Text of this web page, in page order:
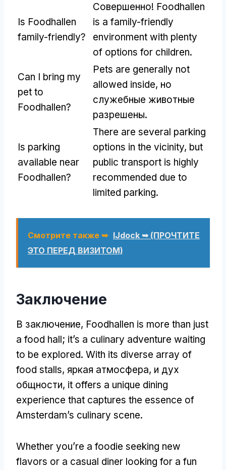
Is Foodhallen
family-friendly?
Совершенно! Foodhallen
is a family-friendly
environment with plenty
of options for children.
Can I bring my
pet to
Foodhallen?
Pets are generally not
allowed inside, но
служебные животные
разрешены.
Is parking
available near
Foodhallen?
There are several parking
options in the vicinity, but
public transport is highly
recommended due to
limited parking.
Смотрите также ➥ IJdock ➥ (ПРОЧТИТЕ
ЭТО ПЕРЕД ВИЗИТОМ)
Заключение
В заключение, Foodhallen is more than just
a food hall; it’s a culinary adventure waiting
to be explored. With its diverse array of
food stalls, яркая атмосфера, и дух
общности, it offers a unique dining
experience that captures the essence of
Amsterdam’s culinary scene.
Whether you’re a foodie seeking new
flavors or a casual diner looking for a fun